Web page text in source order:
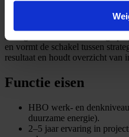
Je begeleidt duurzame
en vormt de schakel tussen
resultaat en houdt overzicht van
Functie eisen
HBO werk- en
duurzame energie).
2–5 jaar ervaring in